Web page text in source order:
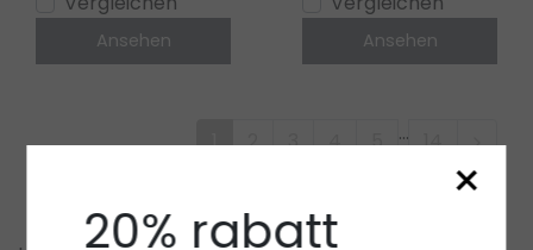
Ansehen Ansehen
1 2 3 4 5 ... 14
×
20% rabatt